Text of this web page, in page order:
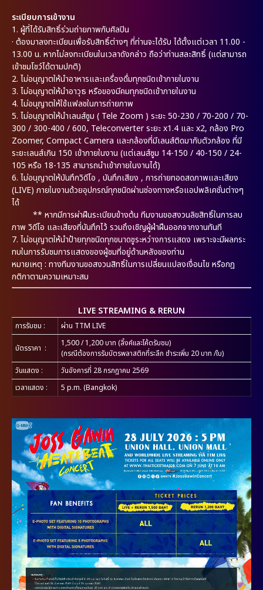
ระเบียบการเข้างาน
1. ผู้ที่ได้รับสิทธิ์ร่วมถ่ายภาพกับศิลปิน
· ต้องมาลงทะเบียนเพื่อรับสิทธิ์ต่างๆ ที่ท่านจะได้รับ ได้ตั้งแต่เวลา 11.00 -
13.00 น. หากไม่ลงทะเบียนในเวลาดังกล่าว ถือว่าท่านสละสิทธิ์ (แต่สามารถ
เข้าชมโชว์ได้ตามปกติ)
2. ไม่อนุญาตให้นำอาหารและเครื่องดื่มทุกชนิดเข้าภายในงาน
3. ไม่อนุญาตให้นำอาวุธ หรือของมีคมทุกชนิดเข้าภายในงาน
4. ไม่อนุญาตให้ใช้แฟลชในการถ่ายภาพ
5. ไม่อนุญาตให้นำเลนส์ซูม ( Tele Zoom ) ระยะ 50-230 / 70-200 / 70-
300 / 300-400 / 600, Teleconverter ระยะ x1.4 และ x2, กล้อง Pro
Zoomer, Compact Camera และกล้องที่มีเลนส์ติดมากับตัวกล้อง ที่มี
ระยะเลนส์เกิน 150 เข้าภายในงาน (แต่เลนส์ซูม 14-150 / 40-150 / 24-
105 หรือ 18-135 สามารถนำเข้าภายในงานได้)
6. ไม่อนุญาตให้บันทึกวิดีโอ , บันทึกเสียง , การถ่ายทอดสดภาพและเสียง
(LIVE) ภายในงานด้วยอุปกรณ์ทุกชนิดผ่านช่องทางหรือแอปพลิเคชั่นต่างๆ
ได้
** หากมีการผ่าฝืนระเบียบข้างต้น ทีมงานขอสงวนลิขสิทธิ์ในการลบ
ภาพ วิดีโอ และเสียงที่บันทึกไว้ รวมถึงเชิญผู้ฝ่าฝืนออกจากงานทันที
7. ไม่อนุญาตให้นำป้ายทุกชนิดทุกขนาดชูระหว่างการแสดง เพราะจะมีผลกระ
ทบในการรับชมการแสดงของผู้ชมที่อยู่ด้านหลังของท่าน
หมายเหตุ : ทางทีมงานขอสงวนสิทธิ์ในการเปลี่ยนแปลงเงื่อนไข หรือกฎ
กติกาตามความเหมาะสม
LIVE STREAMING & RERUN
การรับชม : ผ่าน TTM LIVE
บัตรราคา :
1,500 / 1,200 บาท (ลิ้งค์และโค้ดรับชม)
(กรณีต้องการรับบัตรพลาสติกที่ระลึก ชำระเพิ่ม 20 บาท /ใบ)
วันแสดง :
วันอังคารที่ 28 กรกฎาคม 2569
เวลาแสดง : 5 p.m. (Bangkok)